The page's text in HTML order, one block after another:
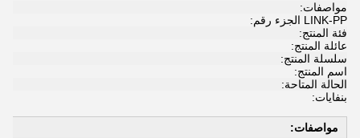
مواصفات:
LINK-PP الجزء رقم:
فئة المنتج:
عائلة المنتج:
سلسلة المنتج:
اسم المنتج:
الحالة المتاحة:
بنفايات:
مواصفات: